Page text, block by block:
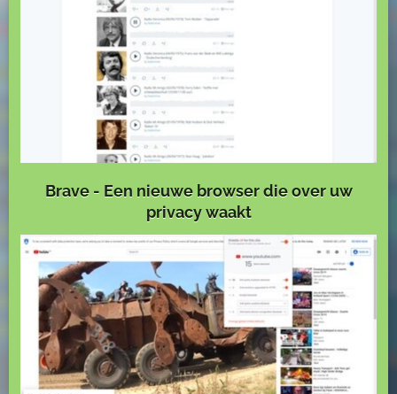
Brave - Een nieuwe browser die over uw
privacy waakt